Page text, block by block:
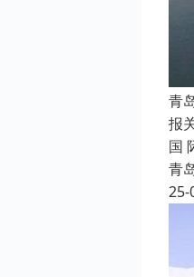
青
报
国
青
25-